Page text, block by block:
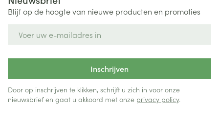
Blijf op de hoogte van nieuwe producten en promoties
Inschrijven
Door op inschrijven te klikken, schrijft u zich in voor onze
nieuwsbrief en gaat u akkoord met onze privacy policy.